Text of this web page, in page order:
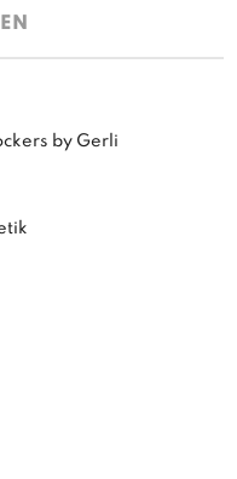
by Gerli